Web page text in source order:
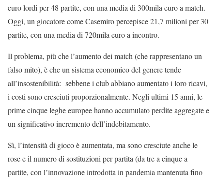
euro lordi per 48 partite, con una media di 300mila euro a match.
Oggi, un giocatore come Casemiro percepisce 21,7 milioni per 30
partite, con una media di 720mila euro a incontro.
Il problema, più che l’aumento dei match (che rappresentano un
falso mito), è che un sistema economico del genere tende
all’insostenibilità: sebbene i club abbiano aumentato i loro ricavi,
i costi sono cresciuti proporzionalmente. Negli ultimi 15 anni, le
prime cinque leghe europee hanno accumulato perdite aggregate e
un significativo incremento dell’indebitamento.
Sì, l’intensità di gioco è aumentata, ma sono cresciute anche le
rose e il numero di sostituzioni per partita (da tre a cinque a
partite, con l’innovazione introdotta in pandemia mantenuta fino